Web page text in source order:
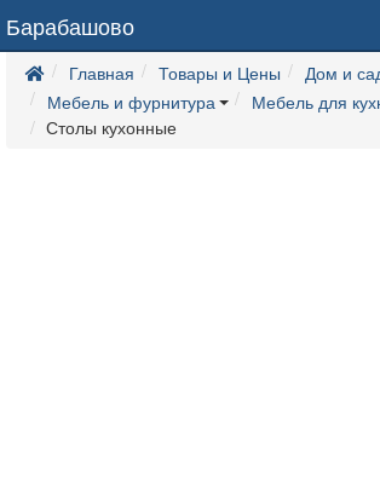
Барабашово
Главная Товары и Цены
Дом и
Мебель и фурнитура
Мебель для
Столы кухонные